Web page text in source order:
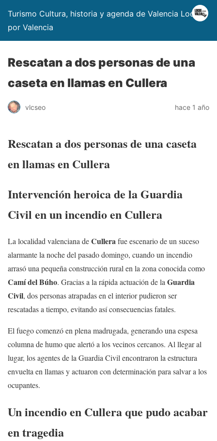
Turismo Cultura, historia y agenda de Valencia Locos
por Valencia
Rescatan a dos personas de una
caseta en llamas en Cullera
vlcseo hace 1 año
Rescatan a dos personas de una caseta
en llamas en Cullera
Intervención heroica de la Guardia
Civil en un incendio en Cullera
La localidad valenciana deCullerafue escenario de un suceso
alarmante la noche del pasado domingo, cuando un incendio
arrasó una pequeña construcción rural en la zona conocida como
Camí del Búho. Gracias a la rápida actuación de la Guardia
Civil, dos personas atrapadas en el interior pudieron ser
rescatadas a tiempo, evitando así consecuencias fatales.
El fuego comenzó en plena madrugada, generando una espesa
columna de humo que alertó a los vecinos cercanos. Al llegar al
lugar, los agentes de la Guardia Civil encontraron la estructura
envuelta en llamas y actuaron con determinación para salvar a los
ocupantes.
Un incendio en Cullera que pudo acabar
en tragedia